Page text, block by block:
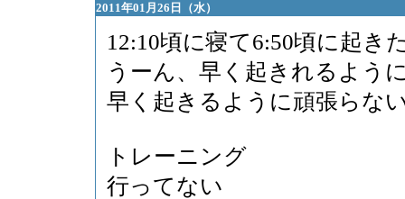
2011年01月26日（水）
12:10頃に寝て6:50頃に起き
うーん、早く起きれるよう
早く起きるように頑張らな
トレーニング
行ってない